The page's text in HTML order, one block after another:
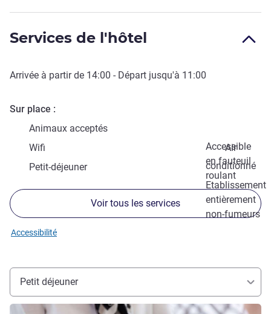
Services de l'hôtel
Arrivée à partir de 14:00 - Départ jusqu'à 11:00
Sur place
Animaux acceptés
Accessible
en fauteuil
roulant
Wifi
Air
conditionné
Petit-déjeuner
Etablissement
entièrement
non-fumeurs
Voir tous les services
Accessibilité
Petit déjeuner
Voir les détails